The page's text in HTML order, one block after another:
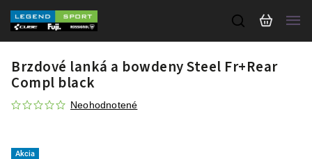
Brzdové lanká a bowdeny Steel Fr+Rear
Compl black
Neohodnotené
Akcia